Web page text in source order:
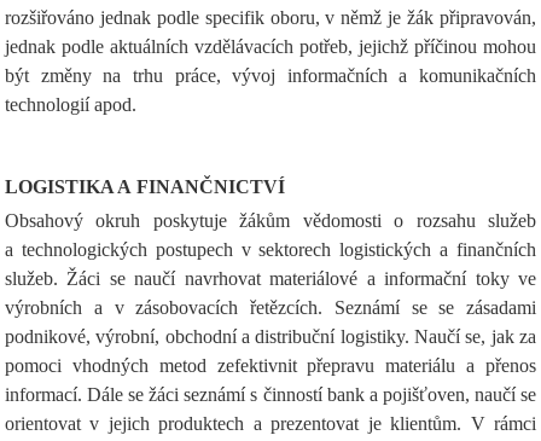
rozšiřováno jednak podle specifik oboru, v němž je žák připravován,
jednak podle aktuálních vzdělávacích potřeb, jejichž příčinou mohou
být změny na trhu práce, vývoj informačních a komunikačních
technologií apod.
LOGISTIKA A FINANČNICTVÍ
Obsahový okruh poskytuje žákům vědomosti o rozsahu služeb
a technologických postupech v sektorech logistických a finančních
služeb. Žáci se naučí navrhovat materiálové a informační toky ve
výrobních a v zásobovacích řetězcích. Seznámí se se zásadami
podnikové, výrobní, obchodní a distribuční logistiky. Naučí se, jak za
pomoci vhodných metod zefektivnit přepravu materiálu a přenos
informací. Dále se žáci seznámí s činností bank a pojišťoven, naučí se
orientovat v jejich produktech a prezentovat je klientům. V rámci